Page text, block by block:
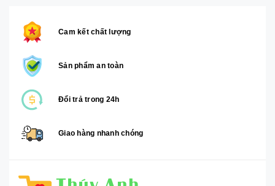
Cam kết chất lượng
Sản phẩm an toàn
Đổi trả trong 24h
Giao hàng nhanh chóng